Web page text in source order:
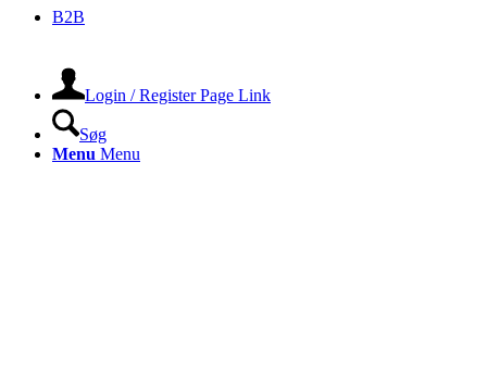
B2B
Login / Register Page Link
Søg
Menu Menu